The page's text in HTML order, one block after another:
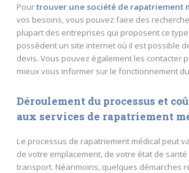
Pourtrouver une société de rapatriement
vos besoins, vous pouvez faire des
plupart des entreprises qui proposent ce
possèdent un site internet où il est possible
devis. Vous pouvez également les contacter
mieux vous informer sur le fonctionnement
Déroulement du processus et
aux services de rapatriement
Le processus de rapatriement médical peut
de votre emplacement, de votre état de
transport. Néanmoins, quelques démarches